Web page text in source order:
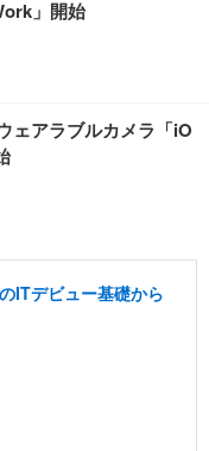
」開始
ェアラブルカメラ「iO
ITデビュー基礎から